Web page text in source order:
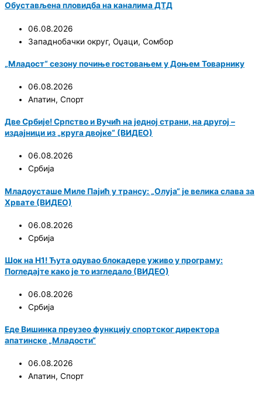
Обустављена пловидба на каналима ДТД
06.08.2026
Западнобачки округ, Оџаци, Сомбор
„Младост“ сезону почиње гостовањем у Доњем Товарнику
06.08.2026
Апатин, Спорт
Две Србије! Српство и Вучић на једној страни, на другој –
издајници из „круга двојке“ (ВИДЕО)
06.08.2026
Србија
Младоусташе Миле Пајић у трансу: „Олуја“ је велика слава за
Хрвате (ВИДЕО)
06.08.2026
Србија
Шок на Н1! Ћута одувао блокадере уживо у програму:
Погледајте како је то изгледало (ВИДЕО)
06.08.2026
Србија
Еде Вишинка преузео функцију спортског директора
апатинске „Младости“
06.08.2026
Апатин, Спорт